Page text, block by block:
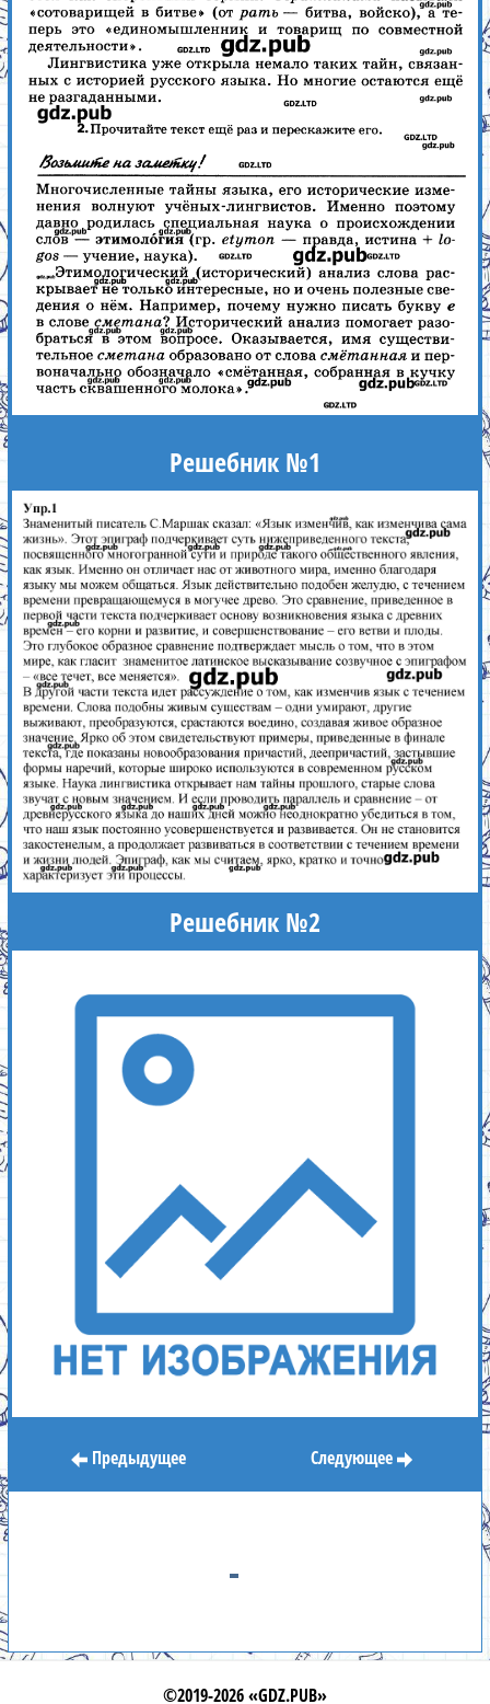
Решебник №1
Решебник №2
Предыдущее Следующее
©2019-2026 «GDZ.PUB»